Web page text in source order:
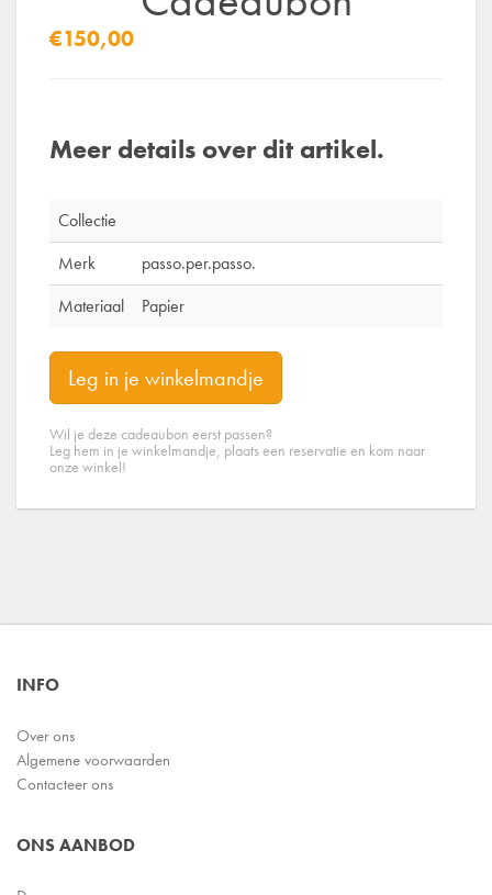
€150,00
Meer details over dit artikel.
Collectie
Merk
passo.per.passo.
Materiaal
Papier
Leg in je winkelmandje
Wil je deze cadeaubon eerst passen?
Leg hem in je winkelmandje, plaats een reservatie en kom naar
onze winkel!
INFO
Over ons
Algemene voorwaarden
Contacteer ons
ONS AANBOD